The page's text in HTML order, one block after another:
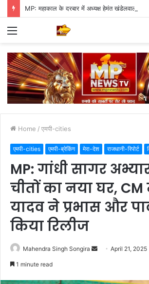
Menu
Home / एमपी-cities
एमपी-cities एमपी-ब्रेकिंग मेरा-देश राजधानी-रिपोर्ट
MP: गांधी सागर
चीतों का नया घर,
यादव ने प्रभास और
किया रिलीज
Mahendra Singh Songira
Send April 21, 2025
1 minute read